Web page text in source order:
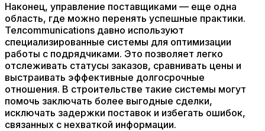
Наконец, управление поставщиками — еще одна
область, где можно перенять успешные практики.
Телcommunications давно используют
специализированные системы для оптимизации
работы с подрядчиками. Это позволяет легко
отслеживать статусы заказов, сравнивать цены и
выстраивать эффективные долгосрочные
отношения. В строительстве такие системы могут
помочь заключать более выгодные сделки,
исключать задержки поставок и избегать ошибок,
связанных с нехваткой информации.